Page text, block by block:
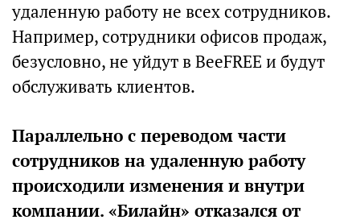
удаленную работу не всех сотрудников.
Например, сотрудники офисов продаж,
безусловно, не уйдут в BeeFREE и будут
обслуживать клиентов.
Параллельно с переводом части
сотрудников на удаленную работу
происходили изменения и внутри
компании. «Билайн» отказался от